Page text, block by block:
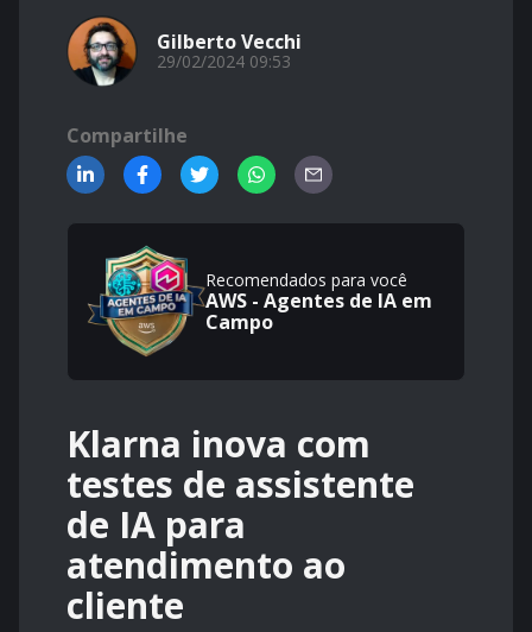
Gilberto Vecchi
29/02/2024 09:53
Compartilhe
Recomendados para você
AWS - Agentes de IA em
Campo
Klarna inova com
testes de assistente
de IA para
atendimento ao
cliente